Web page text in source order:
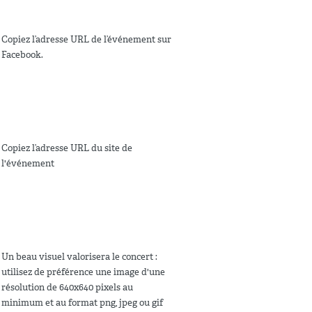
Copiez l’adresse URL de l’événement sur
Facebook.
Copiez l’adresse URL du site de
l'événement
Un beau visuel valorisera le concert :
utilisez de préférence une image d'une
résolution de 640x640 pixels au
minimum et au format png, jpeg ou gif